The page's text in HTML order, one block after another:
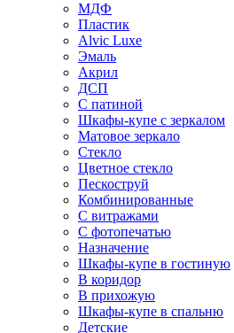
МДФ
Пластик
Alvic Luxe
Эмаль
Акрил
ДСП
С патиной
Шкафы-купе с зеркалом
Матовое зеркало
Стекло
Цветное стекло
Пескоструй
Комбинированные
С витражами
С фотопечатью
Назначение
Шкафы-купе в гостиную
В коридор
В прихожую
Шкафы-купе в спальню
Детские